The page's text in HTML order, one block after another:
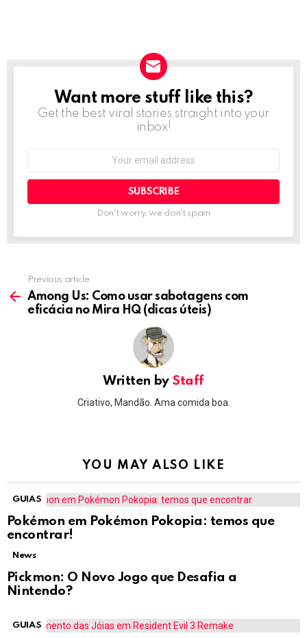
NEWSLETTER
Want more stuff like this?
Get the best viral stories straight into your
inbox!
Don't worry, we don't spam
more
Previous article
Among Us: Como usar sabotagens com
eficácia no Mira HQ (dicas úteis)
Written by Staff
Criativo, Mandão. Ama comida boa.
YOU MAY ALSO LIKE
GUIAS
Pokémon em Pokémon Pokopia: temos que
encontrar!
News
Pickmon: O Novo Jogo que Desafia a
Nintendo?
GUIAS